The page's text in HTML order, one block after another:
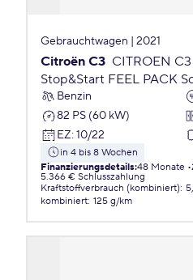
Gebrauchtwagen | 2021
Citroën C3 CITROEN
Stop&Start FEEL PACK
Benzin
82 PS (60 kW)
EZ: 10/22
in 4 bis 8 Wochen
Finanzierungsdetails:48 Monate
5.366 € Schlusszahlung
Kraftstoffverbrauch (kombiniert):
kombiniert: 125 g/km